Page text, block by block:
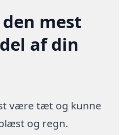
mest
af din
være tæt og kunne
og regn.